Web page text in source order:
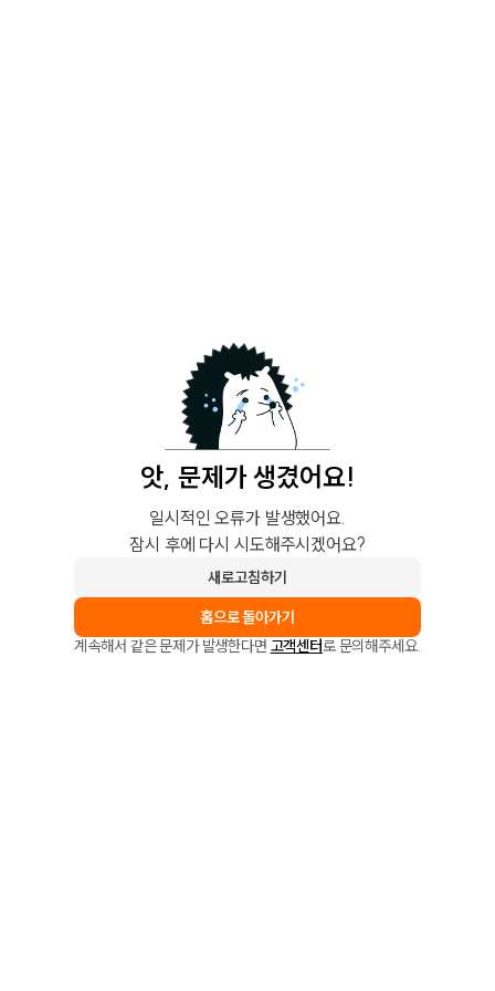
앗, 문제가 생겼어요!
일시적인 오류가 발생했어요.
잠시 후에 다시 시도해주시겠어요?
새로고침하기
홈으로 돌아가기
계속해서 같은 문제가 발생한다면 고객센터로 문의해주세요.